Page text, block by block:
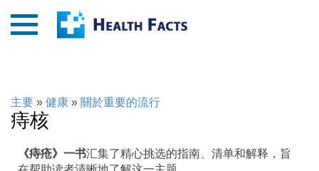
主要 » 健康 » 關於重要的流行
痔核
《痔疮》一书汇集了精心挑选的指南、清单和解释，旨